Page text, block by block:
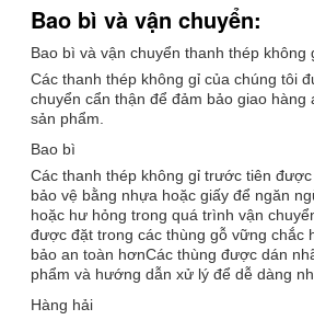
Bao bì và vận chuyển:
Bao bì và vận chuyển thanh thép không
Các thanh thép không gỉ của chúng tôi
chuyển cẩn thận để đảm bảo giao hàng
sản phẩm.
Bao bì
Các thanh thép không gỉ trước tiên
bảo vệ bằng nhựa hoặc giấy để ngăn
hoặc hư hỏng trong quá trình vận
được đặt trong các thùng gỗ vững chắc
bảo an toàn hơnCác thùng được dán
phẩm và hướng dẫn xử lý để dễ dàng
Hàng hải